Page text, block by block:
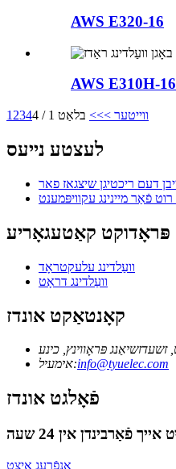
AWS E320-16
AWS E310H-16
1 234 ווייטער >>> בלאַט 1 / 4
לעצטע נייעס
פּראָדוקט קאַטעגאָריע
וועַלדינג עלעקטראָד
וועַלדינג דראָט
קאָנטאַקט אונדז
אימעיל:info@tyuelec.com
פֿאָלגט אונדז
אָנפֿרעג איצט